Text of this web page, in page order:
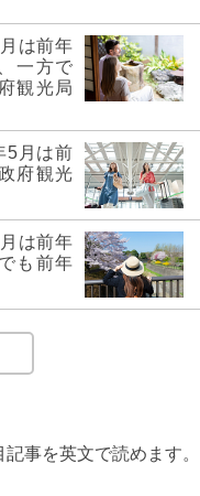
は前年
一方で
観光局
5月は前
府観光
は前年
も前年
事を英文で読めます。